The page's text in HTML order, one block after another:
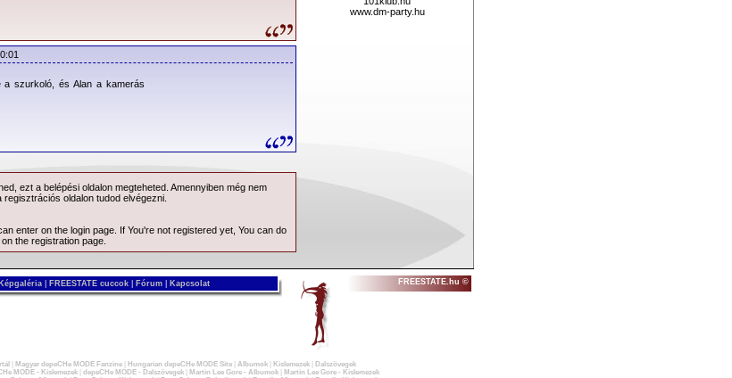
szurkoló, és Alan a kamerás
ezt a belépésioldalon megteheted. Amennyiben még nem
regisztrációs oldalon tudod elvégezni.
enter on the login page . If You're not registered yet, You can do
the registration page
www.dm-party.hu
Képgaléria FREESTATE cuccok Fórum Kapcsolat FREESTATE.hu ©
Magyar depeCHe MODE Fanzine| Hungarian depeCHe MODE Site| Albumok| Kislemezek|
Dalszövegek
MODE - Kislemezek| depeCHe MODE - Dalszövegek| Martin Lee Gore - Albumok|
Martin Lee Gore - Kislemezek